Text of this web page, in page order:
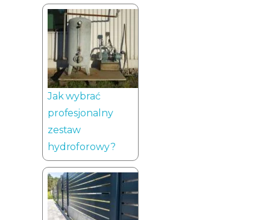
Jak wybrać
profesjonalny
zestaw
hydroforowy?